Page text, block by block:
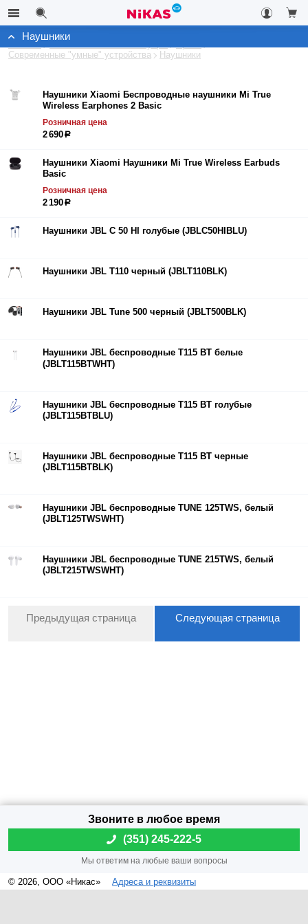
Каталог
Современные "умные" устройства
Наушники
Наушники
Наушники Xiaomi Беспроводные наушники Mi True
Wireless Earphones 2 Basic
Розничная цена
2 690р
Наушники Xiaomi Наушники Mi True Wireless Earbuds
Basic
Розничная цена
2 190р
Наушники JBL C 50 HI голубые (JBLC50HIBLU)
Наушники JBL T110 черный (JBLT110BLK)
Наушники JBL Tune 500 черный (JBLT500BLK)
Наушники JBL беспроводные T115 BT белые
(JBLT115BTWHT)
Наушники JBL беспроводные T115 BT голубые
(JBLT115BTBLU)
Наушники JBL беспроводные T115 BT черные
(JBLT115BTBLK)
Наушники JBL беспроводные TUNE 125TWS, белый
(JBLT125TWSWHT)
Наушники JBL беспроводные TUNE 215TWS, белый
(JBLT215TWSWHT)
Предыдущая страница Следующая страница
© 2026, ООО «Никас» Адреса и реквизиты
(351) 245-222-5